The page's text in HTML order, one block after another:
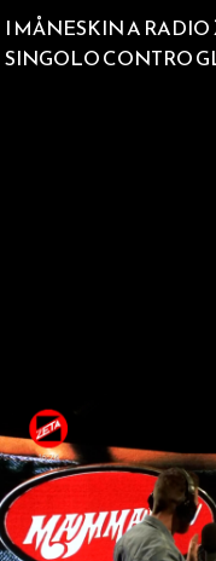
I MÅNESKIN A
SINGOLO CONTRO